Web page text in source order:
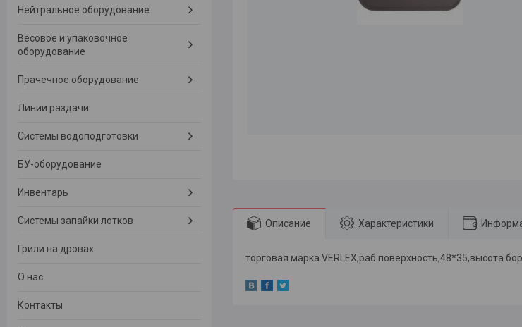
Описание Характеристики
торговая марка VERLEX,раб.поверхность,48*35,высота
Нейтральное оборудование
Весовое и упаковочное
оборудование
Прачечное оборудование
Линии раздачи
Системы водоподготовки
БУ-оборудование
Инвентарь
Системы запайки лотков
Грили на дровах
О нас
Контакты